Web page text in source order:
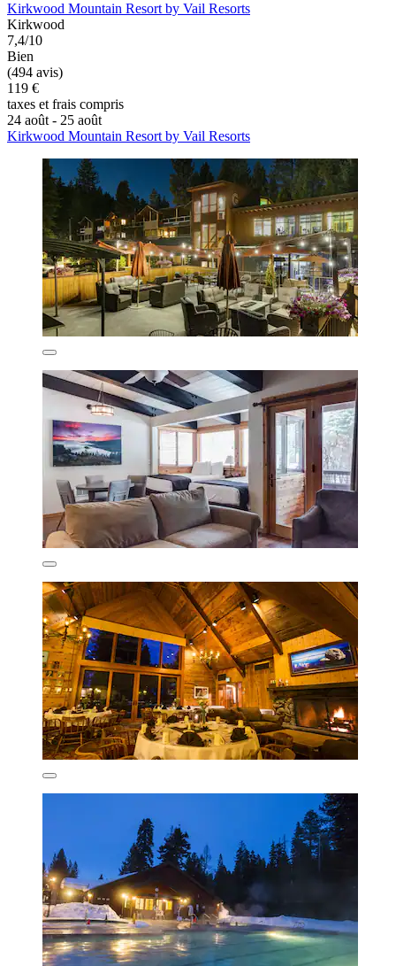
Kirkwood Mountain Resort by Vail Resorts
Kirkwood
7,4/10
Bien
(494 avis)
119 €
taxes et frais compris
24 août - 25 août
Kirkwood Mountain Resort by Vail Resorts